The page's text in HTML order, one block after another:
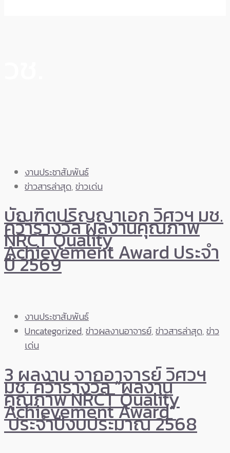
งานประชาสัมพันธ์
ข่าวสารล่าสุด,ข่าวเด่น
บัณฑิตปริญญาเอก วิศวฯ มช.
คว้ารางวัล ผลงานคุณภาพ
NRCT Quality
Achievement Award ประจำ
ปี 2569
งานประชาสัมพันธ์
Uncategorized,ข่าวผลงานอาจารย์,ข่าวสารล่าสุด,ข่าว
เด่น
3 ผลงาน จากอาจารย์ วิศวฯ
มช. คว้ารางวัล “ผลงาน
คุณภาพ NRCT Quality
Achievement Award”
ประจำปีงบประมาณ 2568